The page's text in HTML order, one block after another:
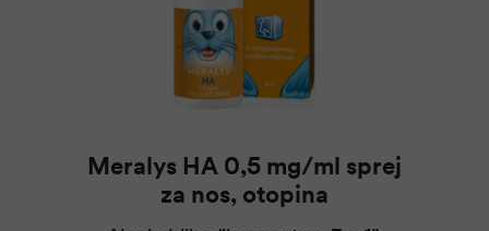
Meralys HA 0,5 mg/ml sprej
za nos, otopina